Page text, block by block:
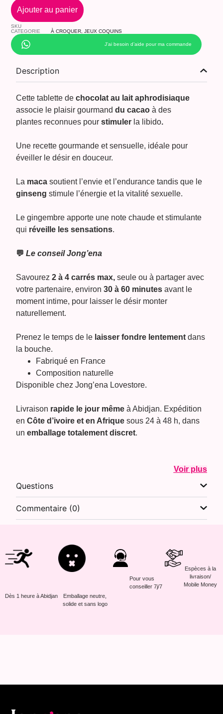
Ajouter au panier
SKU
CATEGORIE
À CROQUER, JEUX COQUINS
J’ai besoin d’aide pour ma commande
Description
Cette tablette dechocolat au lait aphrodisiaque
associe le plaisir gourmanddu cacao à des
plantes reconnues pourstimuler la libido.
Une recette gourmande et sensuelle, idéale pour
éveiller le désir en douceur.
La maca soutient l’envie et l’endurance tandis que le
ginseng stimule l’énergie et la vitalité sexuelle.
Le gingembre apporte une note chaude et stimulante
qui réveille les sensations.
💬Le conseil Jong’ena
Savourez2 à 4 carrés max,seule ou à partager avec
votre partenaire, environ30 à 60 minutes avant le
moment intime, pour laisser le désir monter
naturellement.
Prenez le temps de le laisser fondre lentement dans
la bouche.
Fabriqué en France
Composition naturelle
Disponible chez Jong’ena Lovestore.
Livraison rapide le jour même à Abidjan. Expédition
enCôte d’ivoire et en Afrique sous 24 à 48 h, dans
unemballage totalement discret.
Voir plus
Questions
Commentaire (0)
Dès 1 heure à Abidjan
Emballage neutre,
solide et sans logo
Pour vous
conseiller 7j/7
Espèces à la
livraison/
Mobile Money